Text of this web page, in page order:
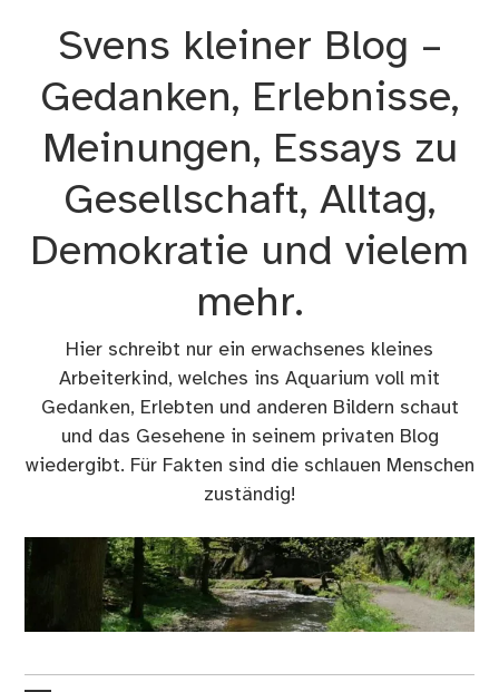
Svens kleiner Blog –
Gedanken, Erlebnisse,
Meinungen, Essays zu
Gesellschaft, Alltag,
Demokratie und vielem
mehr.
Hier schreibt nur ein erwachsenes kleines
Arbeiterkind, welches ins Aquarium voll mit
Gedanken, Erlebten und anderen Bildern schaut
und das Gesehene in seinem privaten Blog
wiedergibt. Für Fakten sind die schlauen Menschen
zuständig!